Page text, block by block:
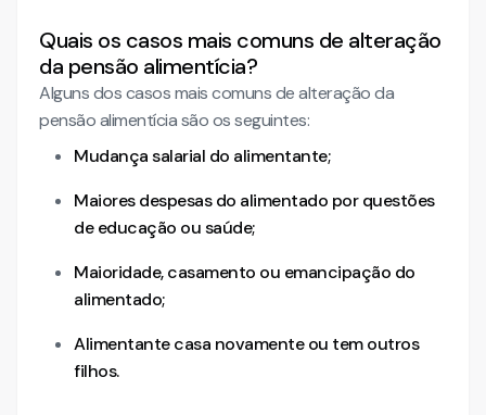
Quais os casos mais comuns de alteração
da pensão alimentícia?
Alguns dos casos mais comuns de alteração da
pensão alimentícia são os seguintes:
Mudança salarial do alimentante;
Maiores despesas do alimentado por questões
de educação ou saúde;
Maioridade, casamento ou emancipação do
alimentado;
Alimentante casa novamente ou tem outros
filhos.